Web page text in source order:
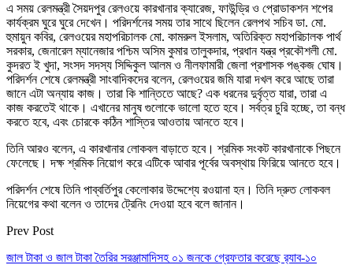
এ সময় রেলমন্ত্রী সৈয়দপুর রেলওয়ে কারখানার ক্যারেজ, ফাউন্ড্রি ও প্রোডাকশন শপের
কার্যক্রম ঘুরে ঘুরে দেখেন। পরিদর্শনের সময় তার সাথে ছিলেন রেলপথ সচিব ডা. মো.
হুমায়ুন কবির, রেলওয়ের মহাপরিচালক মো. কামরুল ইসলাম, অতিরিক্ত মহাপরিচালক পার্থ
সরকার, জেনারেল ম্যানেজার পশ্চিম অসিম কুমার তালুকদার, প্রধান যন্ত্র প্রকৌশলী মো.
কুদরত ই খুদা, সংসদ সদস্য সিদ্দিকুল আলম ও নীলফামারী জেলা প্রশাসক পঙ্কজ ঘোষ।
পরিদর্শন শেষে রেলমন্ত্রী সাংবাদিকদের বলেন, রেলওয়ের জমি যারা দখল করে আছে তারা
জানে এটা অন্যায় কাজ। তারা কি শান্তিতে আছে? এক ধরনের দুর্বৃত্ত যারা, তারা এ
কাজ করতেই থাকে। এখানের মানুষ গুলোকে ভালো হতে হবে। সর্বত্র চুরি হচ্ছে, তা বন্ধ
করতে হবে, এবং চোরকে কঠিন শাস্তির আওতায় আনতে হবে।
তিনি আরও বলেন, এ কারখানার লোকবল বাড়াতে হবে। শ্রমিক সংকট কারখানাকে পিছনে
ফেলেছে। দক্ষ শ্রমিক নিয়োগ করে এটিকে আবার পূর্বের অবস্থায় ফিরিয়ে আনতে হবে।
পরিদর্শন শেষে তিনি পাব্বর্তিপুর কেলোকার উদ্দেশ্যে রওয়ানা হন। তিনি দ্রুত লোকবল
নিয়েগের কথা বলেন ও তাদের ট্রেনিং দেওয়া হবে বলে জানান।
Prev Post
জাল টাকা ও জাল টাকা তৈরির সরঞ্জামাদিসহ ০১ জনকে গ্রেফতার করেছে র‌্যাব-১০